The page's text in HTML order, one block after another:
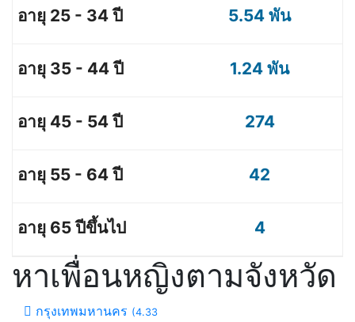
5.54 พัน
1.24 พัน
274
42
4
หาเพื่อนหญิงตามจังหวัด
กรุงเทพมหานคร (4.33